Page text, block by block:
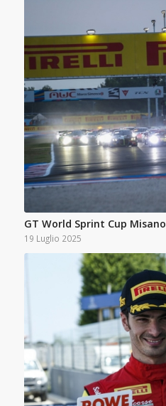
GT World Sprint Cup Misano
19 Luglio 2025